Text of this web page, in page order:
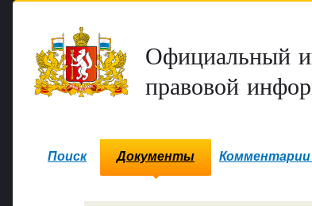
Официальный
правовой
Поиск Документы Комментарии